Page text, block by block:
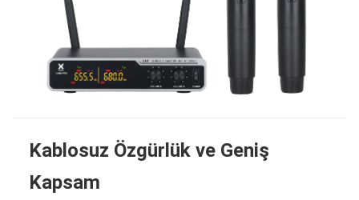
Kablosuz Özgürlük ve Geniş
Kapsam